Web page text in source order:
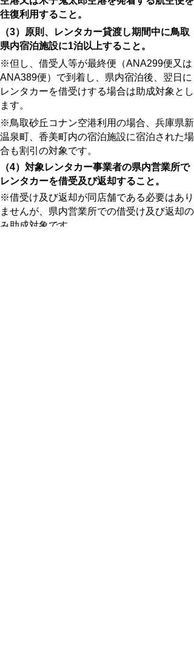
往復利用すること。
（3）原則、レンタカー貸渡し期間中に鳥取
県内宿泊施設に1泊以上すること。
※但し、借受人等が最終便（ANA299便又は
ANA389便）で到着し、県内宿泊後、翌日に
レンタカーを借受けする場合は助成対象とし
ます。
※鳥取砂丘コナン空港利用の場合、兵庫県新
温泉町、香美町内の宿泊施設に宿泊された場
合も割引の対象です。
（4）対象レンタカー事業者の県内営業所で
レンタカーを借受及び返却すること。
※借受け及び返却が同店舗である必要はあり
ませんが、県内営業所での借受け及び返却の
み助成対象です。